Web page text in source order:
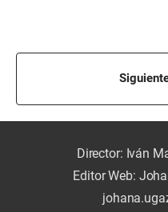
Director: Iván
Editor Web: